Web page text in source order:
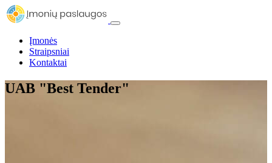
Įmonės
Straipsniai
Kontaktai
UAB "Best Tender"